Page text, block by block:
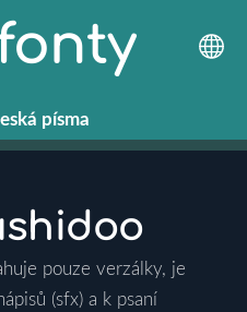
písma
pouze verzálky, je
(sfx) a k psaní